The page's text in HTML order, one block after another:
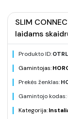
SLIM
laidams
Produkto ID:
Gamintojas:
Prekės ženklas:
Gamintojo kodas:
Kategorija: